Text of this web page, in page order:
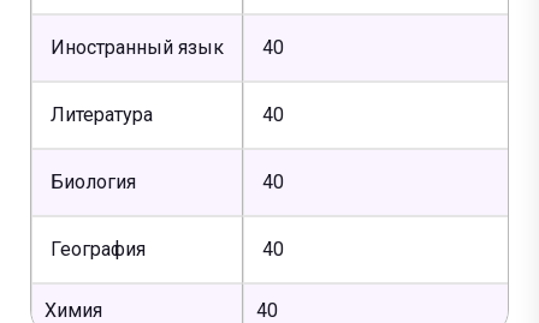
Иностранный язык 40
Литература 40
Биология 40
География 40
Химия 40